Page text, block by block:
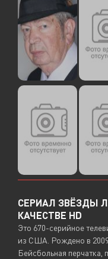
СЕРИАЛ ЗВЁЗДЫ
КАЧЕСТВЕ HD
Это 670-серийное
из США. Рождено в 2009
Бейсбольная